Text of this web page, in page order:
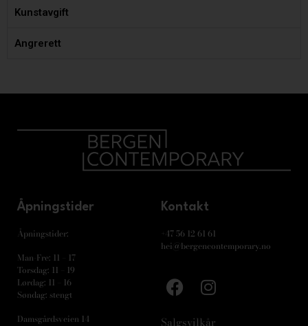
Kunstavgift
Angrerett
Åpningstider
Åpningstider:
Man-Fre: 11 – 17
Torsdag: 11 – 19
Lørdag: 11 – 16
Søndag: stengt
Damsgårdsveien 14
Kontakt
+47 56 12 61 61
hei@bergencontemporary.no
Salgsvilkår